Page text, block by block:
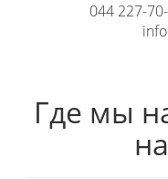
044 227-
Где мы